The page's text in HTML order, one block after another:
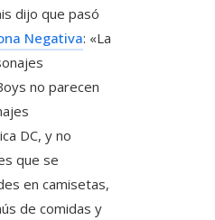
dijo que pasó
Negativa: «La
no parecen
DC, y no
que se
en camisetas,
de comidas y